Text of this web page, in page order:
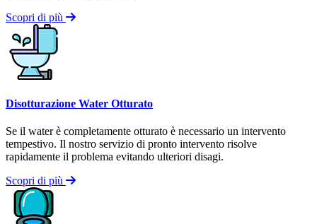
Scopri di più
Disotturazione Water Otturato
Se il water è completamente otturato è necessario un intervento
tempestivo. Il nostro servizio di pronto intervento risolve
rapidamente il problema evitando ulteriori disagi.
Scopri di più